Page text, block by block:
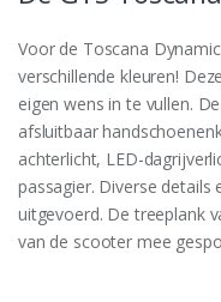
Voor de Toscana
verschillende kleuren!
eigen wens in te vullen.
afsluitbaar
achterlicht, LED-
passagier. Diverse
uitgevoerd. De treeplank
van de scooter mee